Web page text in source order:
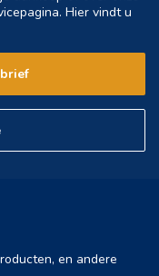
Hier vindt u
en andere